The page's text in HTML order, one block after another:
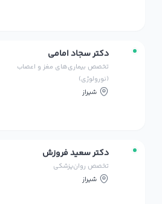
دکتر سجاد امامی
تخصص بیماری‌های مغز و اعصاب
(نورولوژی)
شیراز
دکتر سعید فروزش
تخصص روان‌پزشکی
شیراز